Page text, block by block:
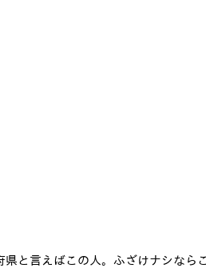
と言えばこの人。ふざけナシならこ